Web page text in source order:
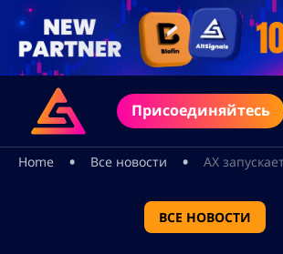
Присоединяйтесь
Home • Все новости • AX
ВСЕ НОВОСТИ